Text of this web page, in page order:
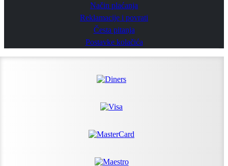
Način plaćanja
Reklamacije i povrati
Česta pitanja
Postavke kolačića